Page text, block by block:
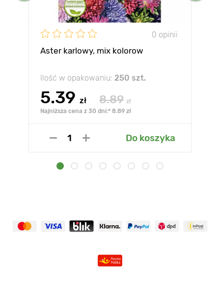
0 opinii
Aster karlowy, mix kolorow
Ilość w opakowaniu: 250 szt.
5.39 zł 8.89 zł
Najniższa cena z 30 dni:* 8.89 zł
Do koszyka